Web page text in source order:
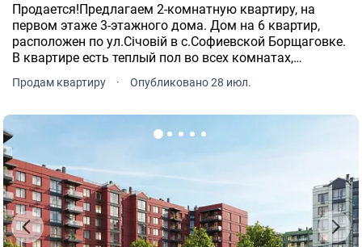
Продается!Предлагаем 2-комнатную квартиру, на
первом этаже 3-этажного дома. Дом на 6 квартир,
расположен по ул.Січовій в с.Софиевской Борщаговке.
В квартире есть теплый пол во всех комнатах,
панорамные окна, собственная скважина,
Продам квартиру · Опубликовано 28 июл.